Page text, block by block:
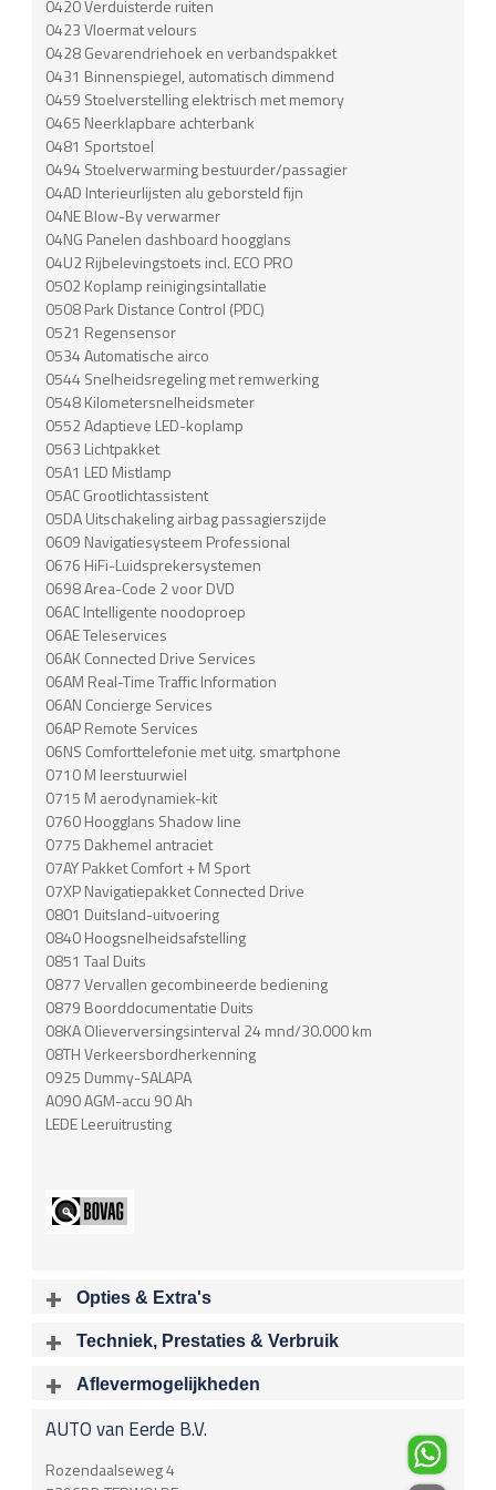
0420 Verduisterde ruiten
0423 Vloermat velours
0428 Gevarendriehoek en verbandspakket
0431 Binnenspiegel, automatisch dimmend
0459 Stoelverstelling elektrisch met memory
0465 Neerklapbare achterbank
0481 Sportstoel
0494 Stoelverwarming bestuurder/passagier
04AD Interieurlijsten alu geborsteld fijn
04NE Blow-By verwarmer
04NG Panelen dashboard hoogglans
04U2 Rijbelevingstoets incl. ECO PRO
0502 Koplamp reinigingsintallatie
0508 Park Distance Control (PDC)
0521 Regensensor
0534 Automatische airco
0544 Snelheidsregeling met remwerking
0548 Kilometersnelheidsmeter
0552 Adaptieve LED-koplamp
0563 Lichtpakket
05A1 LED Mistlamp
05AC Grootlichtassistent
05DA Uitschakeling airbag passagierszijde
0609 Navigatiesysteem Professional
0676 HiFi-Luidsprekersystemen
0698 Area-Code 2 voor DVD
06AC Intelligente noodoproep
06AE Teleservices
06AK Connected Drive Services
06AM Real-Time Traffic Information
06AN Concierge Services
06AP Remote Services
06NS Comforttelefonie met uitg. smartphone
0710 M leerstuurwiel
0715 M aerodynamiek-kit
0760 Hoogglans Shadow line
0775 Dakhemel antraciet
07AY Pakket Comfort + M Sport
07XP Navigatiepakket Connected Drive
0801 Duitsland-uitvoering
0840 Hoogsnelheidsafstelling
0851 Taal Duits
0877 Vervallen gecombineerde bediening
0879 Boorddocumentatie Duits
08KA Olieverversingsinterval 24 mnd/30.000 km
08TH Verkeersbordherkenning
0925 Dummy-SALAPA
A090 AGM-accu 90 Ah
LEDE Leeruitrusting
Opties & Extra's
Achteropkomend verkeer waarschuwing
Bots herkenning en activatie
Connected services
Techniek, Prestaties & Verbruik
4 1997 cc
Vermogen
Acceleratietijd 80-120
Aflevermogelijkheden
onderstaande
€
AUTO van Eerde B.V.
Rozendaalseweg 4